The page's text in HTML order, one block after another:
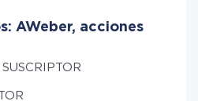
AWeber, acciones